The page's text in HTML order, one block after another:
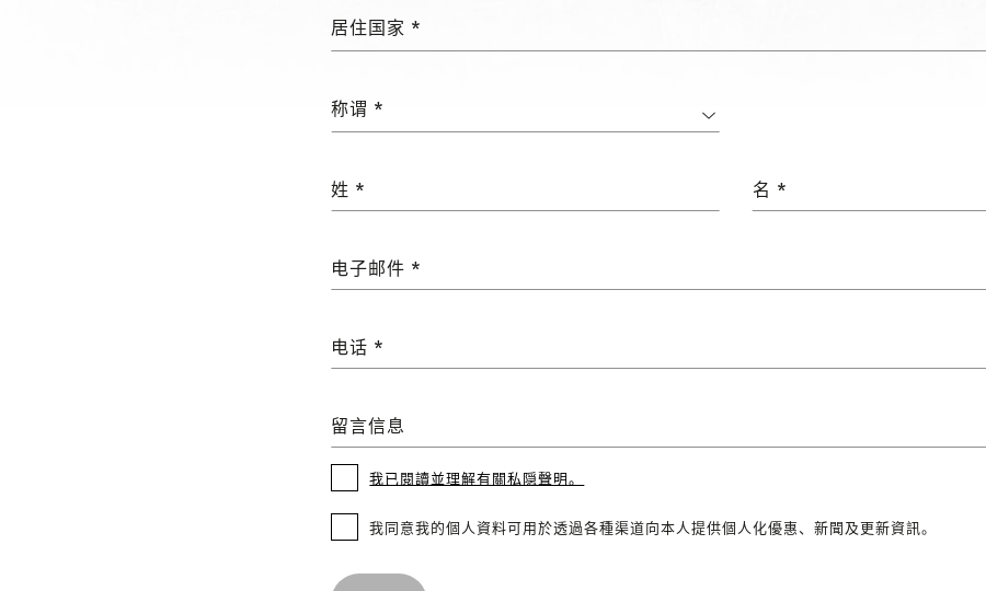
居住国家 *
称谓 *
姓 * 名 *
电子邮件 *
电话 *
留言信息
我已閱讀並理解有關私隠聲明。
我同意我的個人資料可用於透過各種渠道向本人提供個人化優惠、新聞及更新資訊。